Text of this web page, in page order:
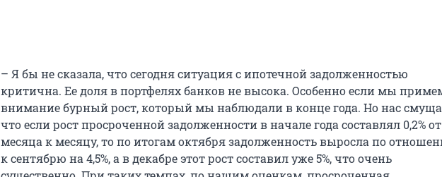
– Я бы не сказала, что сегодня ситуация с ипотечной задолженностью
критична. Ее доля в портфелях банков не высока. Особенно если мы
внимание бурный рост, который мы наблюдали в конце года. Но нас
что если рост просроченной задолженности в начале года составлял 0,2% от
месяца к месяцу, то по итогам октября задолженность выросла по
к сентябрю на 4,5%, а в декабре этот рост составил уже 5%, что очень